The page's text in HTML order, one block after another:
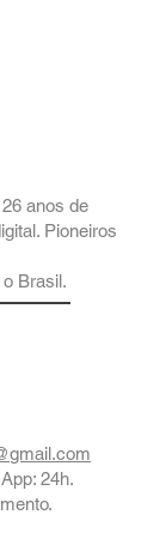
anos de
Pioneiros
Brasil.
24h.